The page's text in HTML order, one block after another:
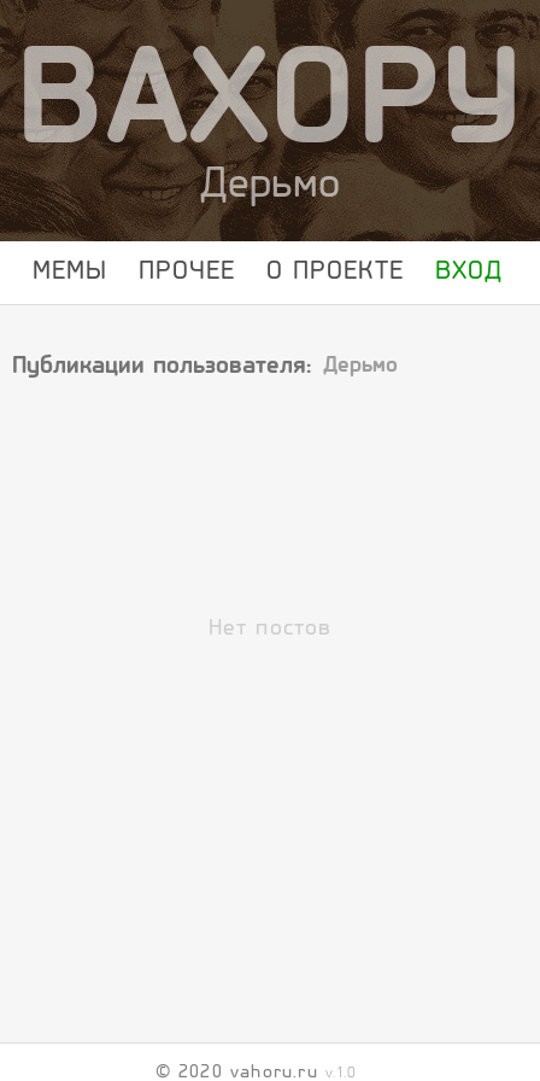
ВАХОРУ
Дерьмо
МЕМЫ ПРОЧЕЕ О ПРОЕКТЕ ВХОД
Публикации пользователя: Дерьмо
Нет постов
© 2020 vahoru.ru v.1.0